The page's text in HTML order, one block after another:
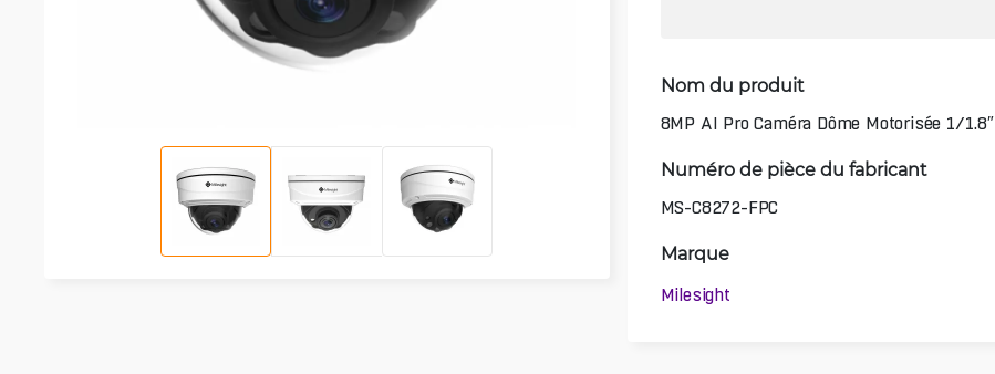
Nom du produit
8MP AI Pro Caméra Dôme Motorisée 1/1.8″
Numéro de pièce du fabricant
MS-C8272-FPC
Marque
Milesight